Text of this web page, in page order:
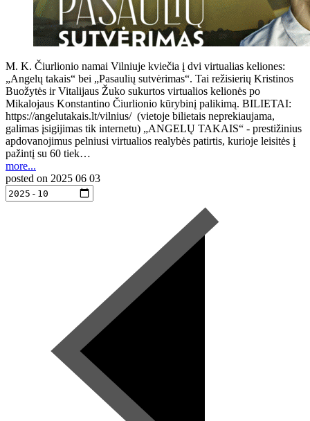
M. K. Čiurlionio namai Vilniuje kviečia į dvi virtualias keliones:
„Angelų takais“ bei „Pasaulių sutvėrimas“. Tai režisierių Kristinos
Buožytės ir Vitalijaus Žuko sukurtos virtualios kelionės po
Mikalojaus Konstantino Čiurlionio kūrybinį palikimą. BILIETAI:
https://angelutakais.lt/vilnius/ (vietoje bilietais neprekiaujama,
galimas įsigijimas tik internetu) „ANGELŲ TAKAIS“ - prestižinius
apdovanojimus pelniusi virtualios realybės patirtis, kurioje leisitės į
pažintį su 60 tiek…
more...
posted on 2025 06 03